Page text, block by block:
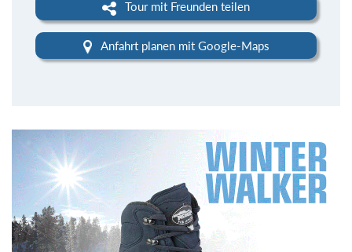
Tour mit Freunden teilen
Anfahrt planen mit Google-Maps